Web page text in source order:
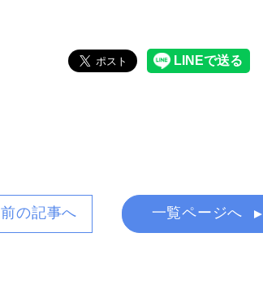
一覧ページへ
前の記事へ